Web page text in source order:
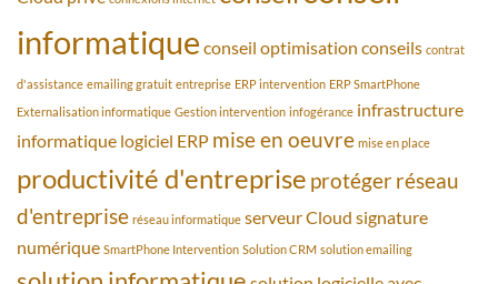
informatique conseil optimisation conseils contrat
d'assistance emailing gratuit entreprise ERP intervention ERP SmartPhone
Externalisation informatique Gestion intervention infogérance infrastructure
informatique logiciel ERP mise en oeuvre mise en place
productivité d'entreprise protégerréseau
d'entreprise réseau informatique serveur Cloud signature
numérique SmartPhone Intervention Solution CRM solution emailing